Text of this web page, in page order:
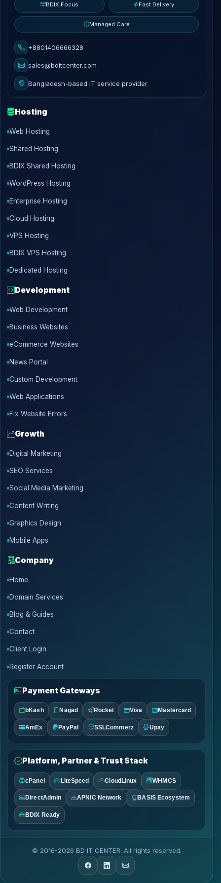
BDIX Focus Fast Delivery
Managed Care
+8801406666328
sales@bditcenter.com
Bangladesh-based IT service provider
Hosting
Web Hosting
Shared Hosting
BDIX Shared Hosting
WordPress Hosting
Enterprise Hosting
Cloud Hosting
VPS Hosting
BDIX VPS Hosting
Dedicated Hosting
Development
Web Development
Business Websites
eCommerce Websites
News Portal
Custom Development
Web Applications
Fix Website Errors
Growth
Digital Marketing
SEO Services
Social Media Marketing
Content Writing
Graphics Design
Mobile Apps
Company
Home
Domain Services
Blog & Guides
Contact
Client Login
Register Account
Payment Gateways
bKash Nagad Rocket Visa Mastercard
AmEx PayPal SSLCommerz Upay
Platform, Partner & Trust Stack
cPanel LiteSpeed CloudLinux WHMCS
DirectAdmin APNIC Network BASIS Ecosystem
BDIX Ready
© 2016-2026 BD IT CENTER. All rights reserved.